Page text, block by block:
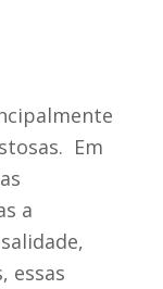
Em
a
essas